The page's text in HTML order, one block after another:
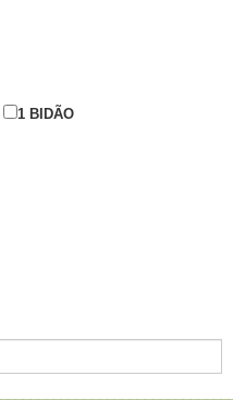
1 BIDÃO